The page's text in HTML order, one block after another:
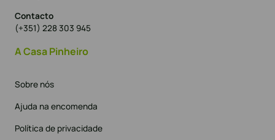
Contacto
(+351) 228 303 945
A Casa Pinheiro
Sobre nós
Ajuda na encomenda
Política de privacidade